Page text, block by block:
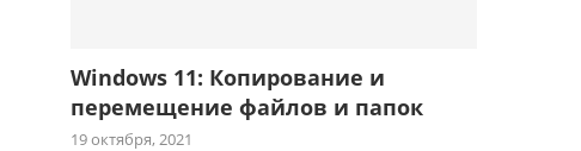
Windows 11: Копирование и
перемещение файлов и папок
19 октября, 2021